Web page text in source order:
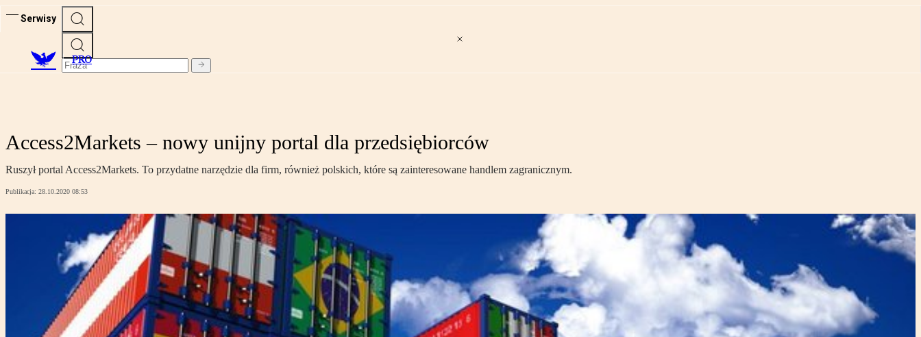
Serwisy
PRO
Access2Markets – nowy unijny portal dla przedsiębiorców
Ruszył portal Access2Markets. To przydatne narzędzie dla firm, również polskich, które są zainteresowane handlem zagranicznym.
Publikacja: 28.10.2020 08:53